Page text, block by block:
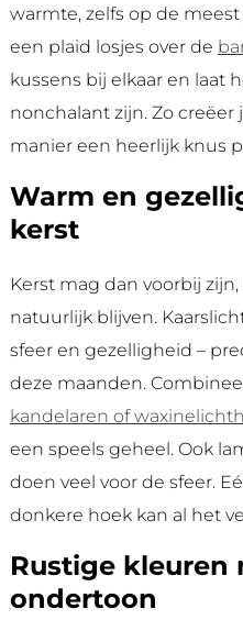
warmte, zelfs op de
een plaid losjes over de
kussens bij elkaar en laat
nonchalant zijn. Zo creëer
manier een heerlijk knus
Warm en
kerst
Kerst mag dan voorbij
natuurlijk blijven.
sfeer en gezelligheid –
deze maanden.
kandelaren of
een speels geheel. Ook
doen veel voor de sfeer.
donkere hoek kan al het
Rustige kleuren
ondertoon